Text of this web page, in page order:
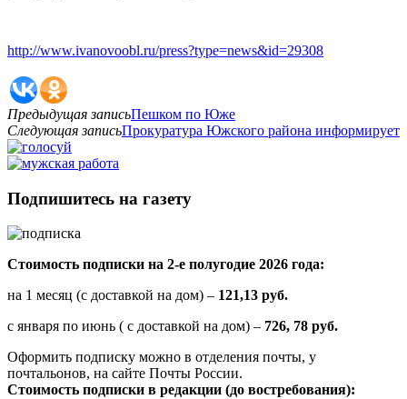
http://www.ivanovoobl.ru/press?type=news&id=29308
Предыдущая записьПешком по Юже
Следующая записьПрокуратура Южского района информирует
Подпишитесь на газету
Стоимость подписки на 2-е полугодие 2026 года:
на 1 месяц (с доставкой на дом) – 121,13 руб.
с января по июнь ( с доставкой на дом) – 726, 78 руб.
Оформить подписку можно в отделения почты, у
почтальонов, на сайте Почты России.
Стоимость подписки в редакции (до востребования):